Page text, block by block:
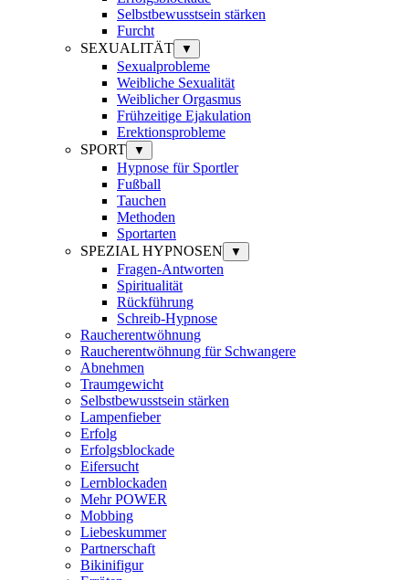
Selbstbewusstsein stärken
Furcht
SEXUALITÄT
▼
Sexualprobleme
Weibliche Sexualität
Weiblicher Orgasmus
Frühzeitige Ejakulation
Erektionsprobleme
SPORT
▼
Hypnose für Sportler
Fußball
Tauchen
Methoden
Sportarten
SPEZIAL HYPNOSEN
▼
Fragen-Antworten
Spiritualität
Rückführung
Schreib-Hypnose
Raucherentwöhnung
Raucherentwöhnung für Schwangere
Abnehmen
Traumgewicht
Selbstbewusstsein stärken
Lampenfieber
Erfolg
Erfolgsblockade
Eifersucht
Lernblockaden
Mehr POWER
Mobbing
Liebeskummer
Partnerschaft
Bikinifigur